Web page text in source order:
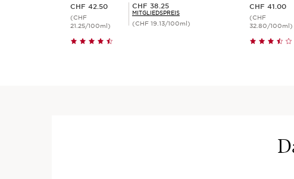
CHF 42.50
(CHF
21.25/100ml)
Mitgliederpreis CHF 38.25
CHF 38.25
MITGLIEDSPREIS
(CHF 19.13/100ml)
Schnellansicht
CHF 41.00
(CHF
32.80/100ml)